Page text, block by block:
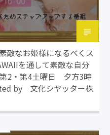
敵なお姫様になるべくス
を通して素敵な自分
2・第4土曜日 夕方3時
by 文化シヤッター株